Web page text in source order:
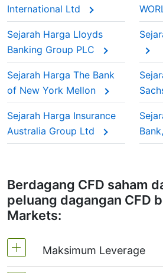
International Ltd
Sejarah Harga Lloyds
Banking Group PLC
Sejarah Harga The Bank
of New York Mellon
Sejarah Harga Insurance
Australia Group Ltd
Berdagang CFD saham
peluang dagangan CFD
Markets:
Maksimum Leverage